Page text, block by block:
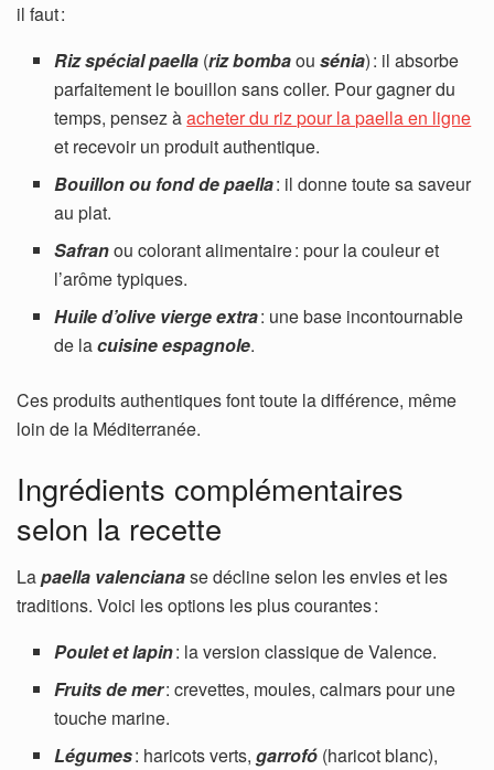
il faut :
Riz spécial paella (riz bombaousénia) : il absorbe
parfaitement le bouillon sans coller. Pour gagner du
temps, pensez àacheter du riz pour la paella en ligne
et recevoir un produit authentique.
Bouillon ou fond de paella: il donne toute sa saveur
au plat.
Safranou colorant alimentaire : pour la couleur et
l’arôme typiques.
Huile d’olive vierge extra: une base incontournable
de lacuisine espagnole.
Ces produits authentiques font toute la différence, même
loin de la Méditerranée.
Ingrédients complémentaires
selon la recette
Lapaella valencianase décline selon les envies et les
traditions. Voici les options les plus courantes :
Poulet et lapin: la version classique de Valence.
Fruits de mer: crevettes, moules, calmars pour une
touche marine.
Légumes: haricots verts,garrofó (haricot blanc),